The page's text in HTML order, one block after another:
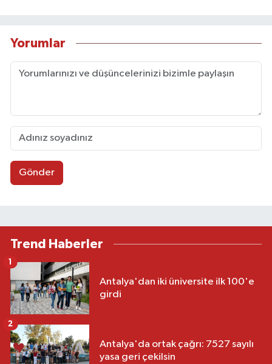
Yorumlar
Gönder
Trend Haberler
Antalya'dan iki üniversite ilk 100'e
girdi
1
Antalya'da ortak çağrı: 7527 sayılı
yasa geri çekilsin
2